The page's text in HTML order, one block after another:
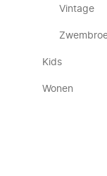
Vintage
Kids
Wonen